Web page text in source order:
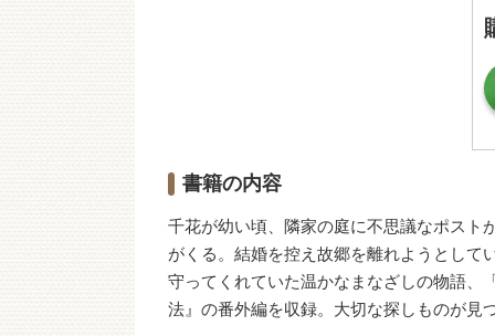
書籍の内容
千花が幼い頃、隣家の庭に不思議なポスト
がくる。結婚を控え故郷を離れようとして
守ってくれていた温かなまなざしの物語、
法』の番外編を収録。大切な探しものが見